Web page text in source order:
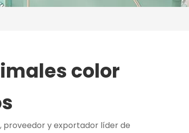
color
proveedor y exportador líder de